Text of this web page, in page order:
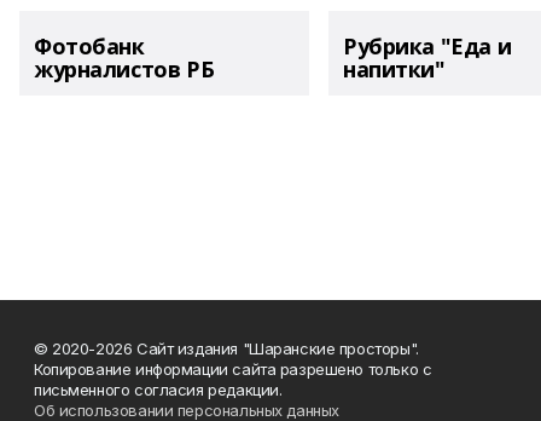
Фотобанк
журналистов РБ
Рубрика "Еда и
напитки"
© 2020-2026 Сайт издания "Шаранские просторы".
Копирование информации сайта разрешено только с
письменного согласия редакции.
Об использовании персональных данных